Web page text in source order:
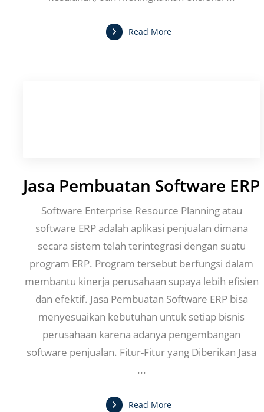
Read More
Jasa Pembuatan Software ERP
Software Enterprise Resource Planning atau
software ERP adalah aplikasi penjualan dimana
secara sistem telah terintegrasi dengan suatu
program ERP. Program tersebut berfungsi dalam
membantu kinerja perusahaan supaya lebih efisien
dan efektif. Jasa Pembuatan Software ERP bisa
menyesuaikan kebutuhan untuk setiap bisnis
perusahaan karena adanya pengembangan
software penjualan. Fitur-Fitur yang Diberikan Jasa
...
Read More